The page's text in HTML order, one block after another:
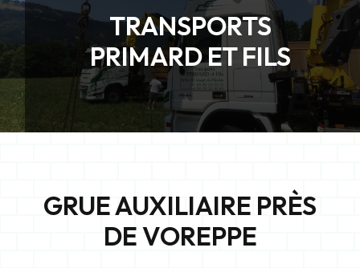
TRANSPORTS
PRIMARD ET FILS
GRUE AUXILIAIRE PRÈS
DE VOREPPE